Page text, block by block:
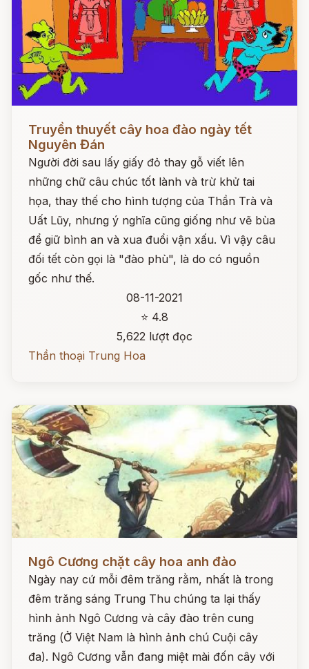
Đọc ngay
Truyền thuyết cây hoa đào ngày tết
Nguyên Đán
Người đời sau lấy giấy đỏ thay gỗ viết lên
những chữ câu chúc tốt lành và trừ khử tai
họa, thay thế cho hình tượng của Thần Trà và
Uất Lũy, nhưng ý nghĩa cũng giống như vẽ bùa
để giữ bình an và xua đuổi vận xấu. Vì vậy câu
đối tết còn gọi là "đào phù", là do có nguồn
gốc như thế.
08-11-2021
⭐ 4.8
5,622 lượt đọc
Thần thoại Trung Hoa
Ngô Cương chặt cây hoa anh đào
Ngày nay cứ mỗi đêm trăng rằm, nhất là trong
đêm trăng sáng Trung Thu chúng ta lại thấy
hình ảnh Ngô Cương và cây đào trên cung
trăng (Ở Việt Nam là hình ảnh chú Cuội cây
đa). Ngô Cương vẫn đang miệt mài đốn cây với